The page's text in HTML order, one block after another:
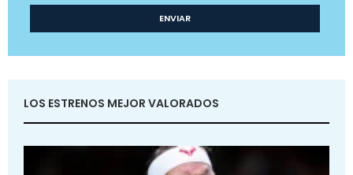
LOS ESTRENOS MEJOR VALORADOS